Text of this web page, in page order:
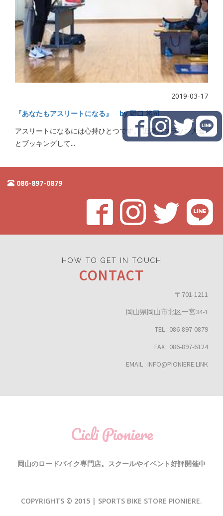
2019-03-17
『あなたもアスリートになる』 by 野口 将司
アスリートになるには心持ひとつです。 近隣のマラソン大会
とブッキングして...
086-897-0879
HOW TO GET IN TOUCH
CONTACT
〒701-1211
岡山県岡山市北区一宮34-1
TEL : 086-897-0879
FAX : 086-897-6124
EMAIL : INFO@PIONIERE.LINK
Cicli Pioniere
岡山のロードバイク専門店。スクールやイベント好評開催中
COPYRIGHTS © 2015 | SPORTS BIKE STORE PIONIERE.